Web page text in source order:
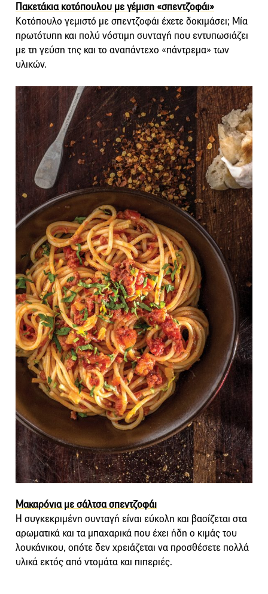
Πακετάκια κοτόπουλου µε γέµιση «σπεντζοφάι»
Κοτόπουλο γεμιστό με σπεντζοφάι έχετε δοκιμάσει; Μία
πρωτότυπη και πολύ νόστιμη συνταγή που εντυπωσιάζει
με τη γεύση της και το αναπάντεχο «πάντρεμα» των
υλικών.
Μακαρόνια με σάλτσα σπεντζοφάι
Η συγκεκριμένη συνταγή είναι εύκολη και βασίζεται στα
αρωματικά και τα μπαχαρικά που έχει ήδη ο κιμάς του
λουκάνικου, οπότε δεν χρειάζεται να προσθέσετε πολλά
υλικά εκτός από ντομάτα και πιπεριές.